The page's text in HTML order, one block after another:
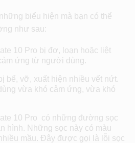
biểu hiện mà bạn có thể
như sau:
10 Pro bị đơ, loạn hoặc liệt
ứng từ người dùng.
bể, vỡ, xuất hiện nhiều vết nứt.
vừa khó cảm ứng, vừa khó
10 Pro có những đường sọc
hình. Những sọc này có màu
mầu. Đây được gọi là lỗi sọc